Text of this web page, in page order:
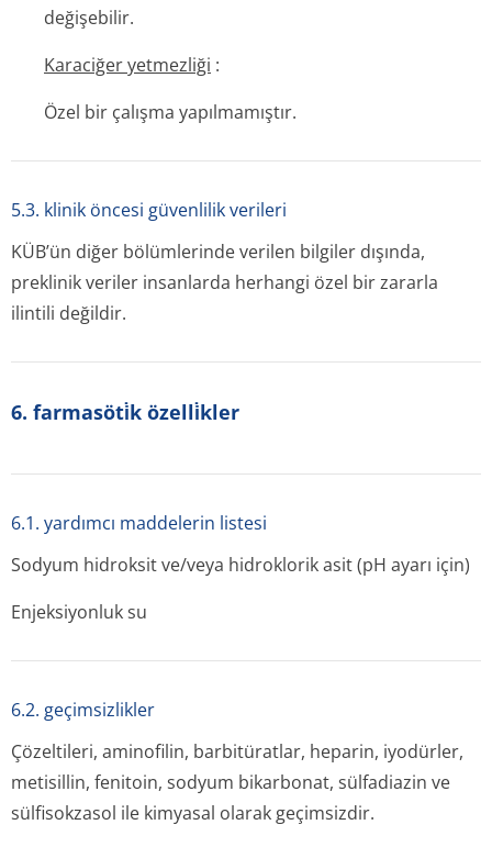
değişebilir.
Karaciğer yetmezliği :
Özel bir çalışma yapılmamıştır.
5.3. klinik öncesi güvenlilik verileri
KÜB’ün diğer bölümlerinde verilen bilgiler dışında,
preklinik veriler insanlarda herhangi özel bir zararla
ilintili değildir.
6. farmasöti̇k özelli̇kler
6.1. yardımcı maddelerin listesi
Sodyum hidroksit ve/veya hidroklorik asit (pH ayarı için)
Enjeksiyonluk su
6.2. geçimsizlikler
Çözeltileri, aminofilin, barbitüratlar, heparin, iyodürler,
metisillin, fenitoin, sodyum bikarbonat, sülfadiazin ve
sülfisokzasol ile kimyasal olarak geçimsizdir.